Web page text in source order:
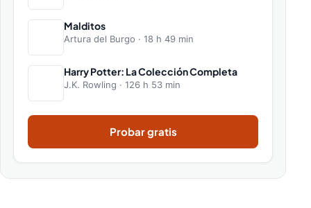
Malditos
Artura del Burgo · 18 h 49 min
Harry Potter: La Colección Completa
J.K. Rowling · 126 h 53 min
Probar gratis